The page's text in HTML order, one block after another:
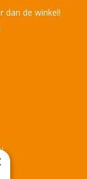
dan de winkel!